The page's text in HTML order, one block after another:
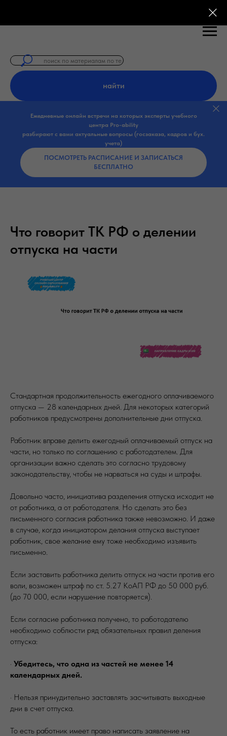
×
Смотреть курсы
найти
Ежедневные онлайн встречи на которых эксперты учебного
центра Pro-ability
разбирают с вами актуальные вопросы (госзаказа, кадров и бух.
учета)
ПОСМОТРЕТЬ РАСПИСАНИЕ И ЗАПИСАТЬСЯ
БЕСПЛАТНО
Что говорит ТК РФ о делении
отпуска на части
Стандартная продолжительность ежегодного оплачиваемого
отпуска — 28 календарных дней. Для некоторых категорий
работников предусмотрены дополнительные дни отпуска.
Работник вправе делить ежегодный оплачиваемый отпуск на
части, но только по соглашению с работодателем. Для
организации важно сделать это согласно трудовому
законодательству, чтобы не нарваться на суды и штрафы.
Довольно часто, инициатива разделения отпуска исходит не
от работника, а от работодателя. Но сделать это без
письменного согласия работника также невозможно. И даже
в случае, когда инициатором делания отпуска выступает
работник, свое желание ему тоже необходимо изъявить
письменно.
Если заставить работника делить отпуск на части против его
воли, возможен штраф по ст. 5.27 КоАП РФ до 50 000 руб.
(до 70 000, если нарушение повторяется).
Если согласие работника получено, то работодателю
необходимо соблюсти ряд обязательных правил деления
отпуска:
· Убедитесь, что одна из частей не менее 14
календарных дней.
· Нельзя принудительно заставлять засчитывать выходные
дни в счет отпуска.
То есть работник имеет право написать заявление на